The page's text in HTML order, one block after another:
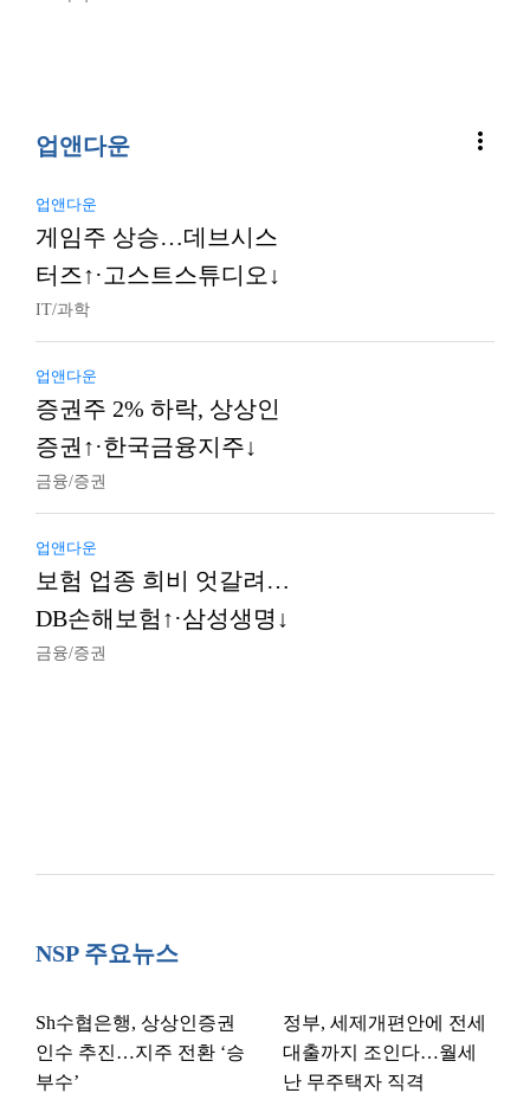
업앤다운 more_vert
업앤다운
게임주 상승…데브시스
터즈↑·고스트스튜디오↓
IT/과학
업앤다운
증권주 2% 하락, 상상인
증권↑·한국금융지주↓
금융/증권
업앤다운
보험 업종 희비 엇갈려…
DB손해보험↑·삼성생명↓
금융/증권
NSP 주요뉴스
Sh수협은행, 상상인증권
인수 추진…지주 전환 ‘승
부수’
정부, 세제개편안에 전세
대출까지 조인다…월세
난 무주택자 직격